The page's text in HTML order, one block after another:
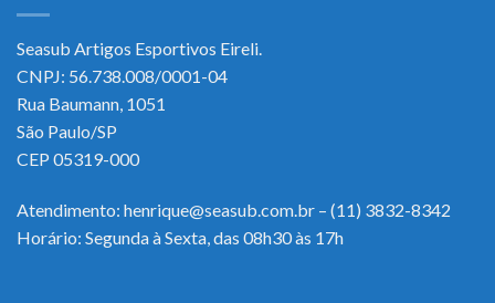
Seasub Artigos Esportivos Eireli.
CNPJ: 56.738.008/0001-04
Rua Baumann, 1051
São Paulo/SP
CEP 05319-000
Atendimento: henrique@seasub.com.br – (11) 3832-8342
Horário: Segunda à Sexta, das 08h30 às 17h